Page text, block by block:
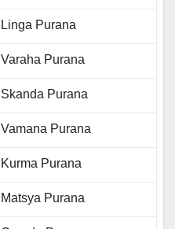
Linga Purana
Varaha Purana
Skanda Purana
Vamana Purana
Kurma Purana
Matsya Purana